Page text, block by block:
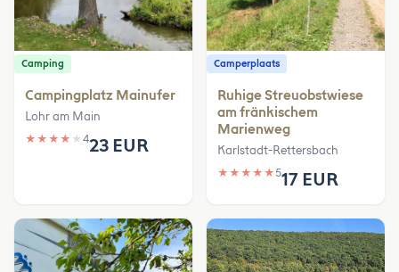
Camping
Campingplatz Mainufer
Lohr am Main
★ ★ ★ ★ ★ 423 EUR
Camperplaats
Ruhige Streuobstwiese
am fränkischem
Marienweg
Karlstadt-Rettersbach
★ ★ ★ ★ ★517 EUR